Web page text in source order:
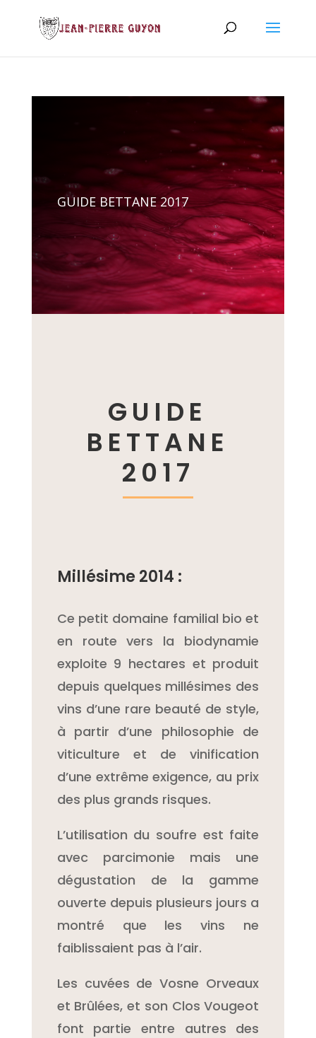
GUIDE BETTANE 2017
GUIDE
BETTANE
2017
Millésime 2014 :
Ce petit domaine familial bio et
en route vers la biodynamie
exploite 9 hectares et produit
depuis quelques millésimes des
vins d’une rare beauté de style,
à partir d’une philosophie de
viticulture et de vinification
d’une extrême exigence, au prix
des plus grands risques.
L’utilisation du soufre est faite
avec parcimonie mais une
dégustation de la gamme
ouverte depuis plusieurs jours a
montré que les vins ne
faiblissaient pas à l’air.
Les cuvées de Vosne Orveaux
et Brûlées, et son Clos Vougeot
font partie entre autres des